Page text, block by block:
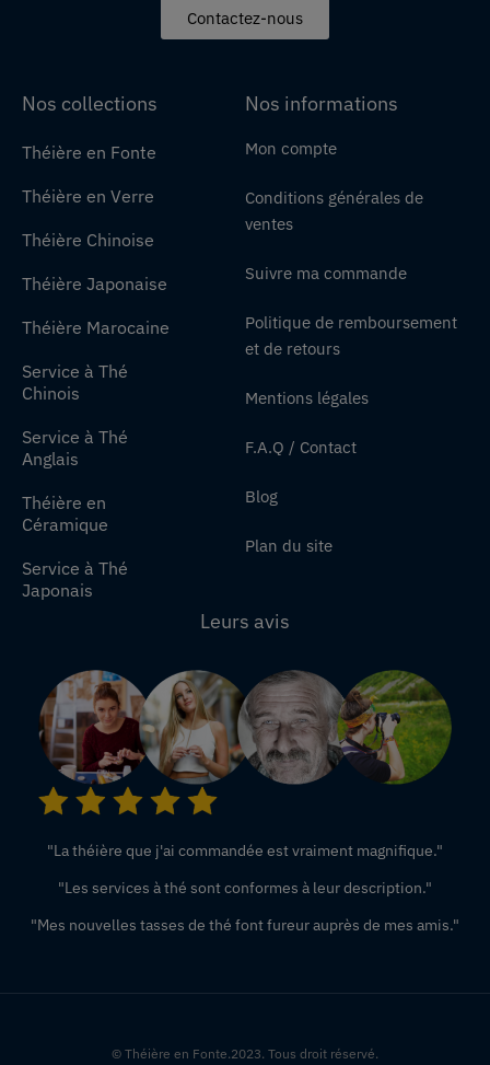
Contactez-nous
Nos collections
Théière en Fonte
Théière en Verre
Théière Chinoise
Théière Japonaise
Théière Marocaine
Service à Thé
Chinois
Service à Thé
Anglais
Théière en
Céramique
Service à Thé
Japonais
Nos informations
Mon compte
Conditions générales de
ventes
Suivre ma commande
Politique de remboursement
et de retours
Mentions légales
F.A.Q / Contact
Blog
Plan du site
Leurs avis
"La théière que j'ai commandée est vraiment magnifique."
"Les services à thé sont conformes à leur description."
"Mes nouvelles tasses de thé font fureur auprès de mes amis."
© Théière en Fonte.2023. Tous droit réservé.